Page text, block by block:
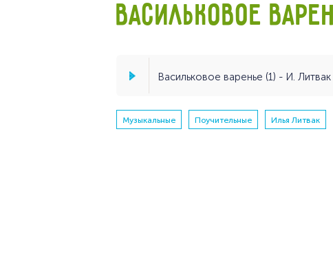
ВАСИЛЬКОВОЕ
Васильковое варенье (1) - И. Литвак
Музыкальные Поучительные Илья Литвак